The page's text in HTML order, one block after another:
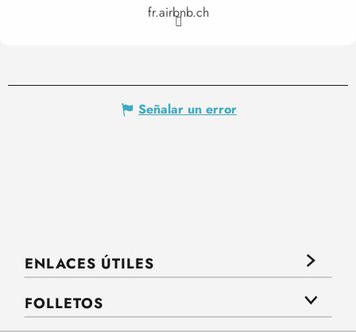
fr.airbnb.ch
Señalar un error
ENLACES ÚTILES
FOLLETOS